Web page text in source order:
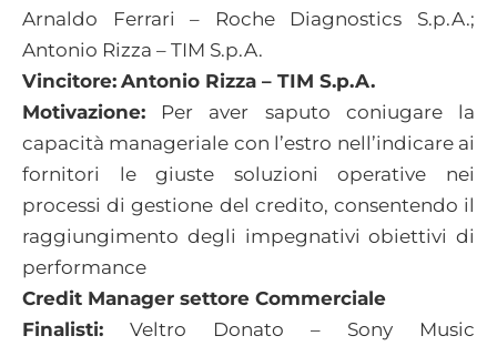
Arnaldo Ferrari – Roche Diagnostics S.p.A.;
Antonio Rizza – TIM S.p.A.
Vincitore: Antonio Rizza – TIM S.p.A.
Motivazione: Per aver saputo coniugare la
capacità manageriale con l’estro nell’indicare ai
fornitori le giuste soluzioni operative nei
processi di gestione del credito, consentendo il
raggiungimento degli impegnativi obiettivi di
performance
Credit Manager settore Commerciale
Finalisti: Veltro Donato – Sony Music